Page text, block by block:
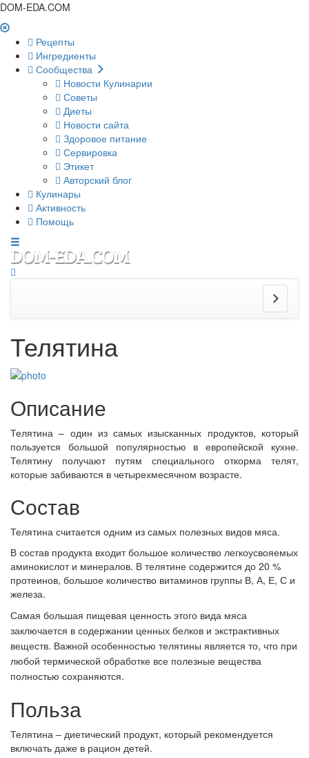
DOM-EDA.COM
Рецепты
Ингредиенты
Сообщества
Новости Кулинарии
Советы
Диеты
Новости сайта
Здоровое питание
Сервировка
Этикет
Авторский блог
Кулинары
Активность
Помощь
Телятина
Описание
Телятина – один из самых изысканных продуктов, который
пользуется большой популярностью в европейской кухне.
Телятину получают путям специального откорма телят,
которые забиваются в четырехмесячном возрасте.
Состав
Телятина считается одним из самых полезных видов мяса.
В состав продукта входит большое количество легкоусвояемых
аминокислот и минералов. В телятине содержится до 20 %
протеинов, большое количество витаминов группы В, А, Е, С и
железа.
Самая большая пищевая ценность этого вида мяса
заключается в содержании ценных белков и экстрактивных
веществ. Важной особенностью телятины является то, что при
любой термической обработке все полезные вещества
полностью сохраняются.
Польза
Телятина – диетический продукт, который рекомендуется
включать даже в рацион детей.